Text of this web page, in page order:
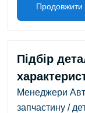
Продовжити
Підбір
Менеджери
запчастину /